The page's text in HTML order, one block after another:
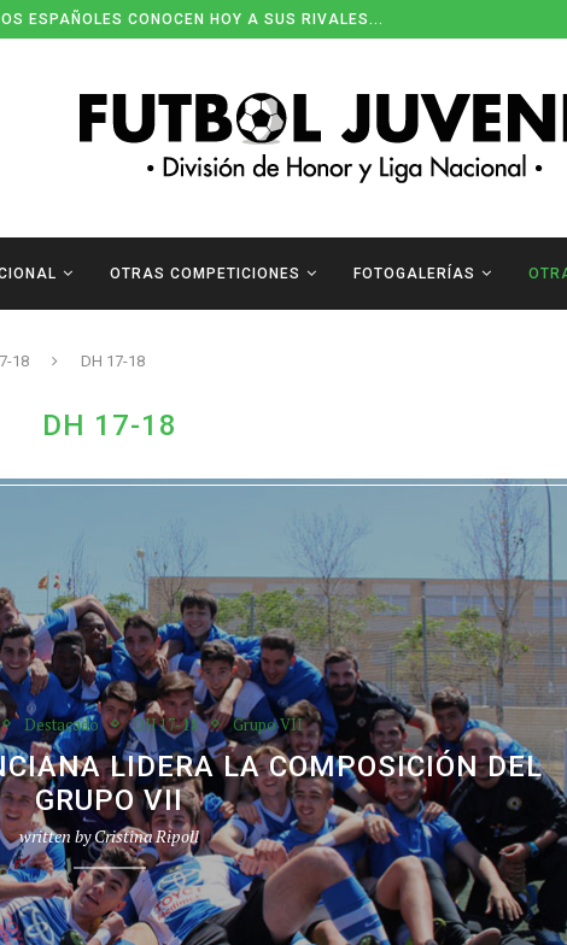
ESPAÑOLES CONOCEN HOY A SUS RIVALES...
OTRAS COMPETICIONES FOTOGALERÍAS
18 DH 17-18
DH 17-18
Destacado DH 17-18 Grupo VII
LIDERA LA COMPOSICIÓN DEL
GRUPO VII
written byCristina Ripoll